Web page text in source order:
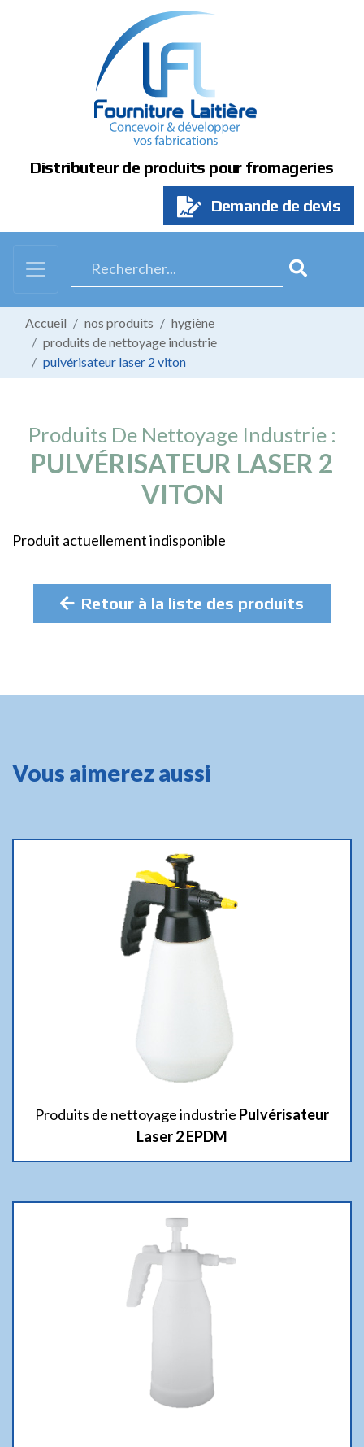
Distributeur de produits pour fromageries
Demande de devis
Accueil nos produits
hygiène
produits de nettoyage industrie
pulvérisateur laser 2 viton
Produits De Nettoyage Industrie :
PULVÉRISATEUR LASER 2
VITON
Produit actuellement indisponible
Retour à la liste des produits
Vous aimerez aussi
Produits de nettoyage industrie Pulvérisateur
Laser 2 EPDM
Panneau de gestion des cookies